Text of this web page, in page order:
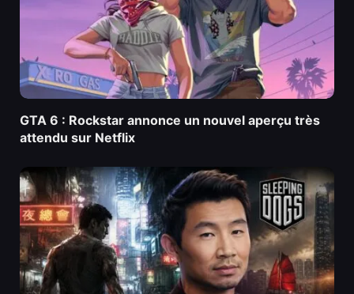
GTA 6 : Rockstar annonce un nouvel aperçu très
attendu sur Netflix